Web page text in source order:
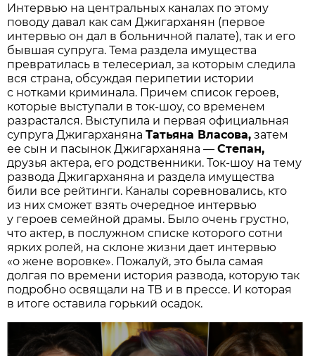
Интервью на центральных каналах по этому
поводу давал как сам Джигарханян (первое
интервью он дал в больничной палате), так и его
бывшая супруга. Тема раздела имущества
превратилась в телесериал, за которым следила
вся страна, обсуждая перипетии истории
с нотками криминала. Причем список героев,
которые выступали в ток-шоу, со временем
разрастался. Выступила и первая официальная
супруга ДжигарханянаТатьяна Власова, затем
ее сын и пасынок Джигарханяна —Степан,
друзья актера, его родственники. Ток-шоу на тему
развода Джигарханяна и раздела имущества
били все рейтинги. Каналы соревновались, кто
из них сможет взять очередное интервью
у героев семейной драмы. Было очень грустно,
что актер, в послужном списке которого сотни
ярких ролей, на склоне жизни дает интервью
«о жене воровке». Пожалуй, это была самая
долгая по времени история развода, которую так
подробно освящали на ТВ и в прессе. И которая
в итоге оставила горький осадок.